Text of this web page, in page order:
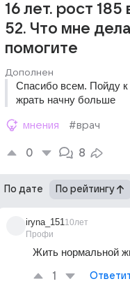
16 лет. рост 185
52. Что мне
помогите
Дополнен
Спасибо всем. Пойду к
жрать начну больше
мнения #врач
0 8
По дате По рейтингу
iryna_151
Профи
10лет
Жить нормальной
1